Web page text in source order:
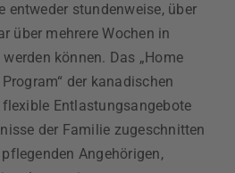
entweder stundenweise, über
über mehrere Wochen in
können. Das „Home
der kanadischen
flexible Entlastungsangebote
der Familie zugeschnitten
Angehörigen,